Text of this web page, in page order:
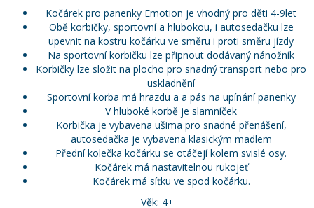
Kočárek pro panenky Emotion je vhodný pro děti 4-9let
Obě korbičky, sportovní a hlubokou, i autosedačku lze
upevnit na kostru kočárku ve směru i proti směru jízdy
Na sportovní korbičku lze připnout dodávaný nánožník
Korbičky lze složit na plocho pro snadný transport nebo pro
uskladnění
Sportovní korba má hrazdu a a pás na upínání panenky
V hluboké korbě je slamníček
Korbička je vybavena ušima pro snadné přenášení,
autosedačka je vybavena klasickým madlem
Přední kolečka kočárku se otáčejí kolem svislé osy.
Kočárek má nastavitelnou rukojeť
Kočárek má síťku ve spod kočárku.
Věk: 4+